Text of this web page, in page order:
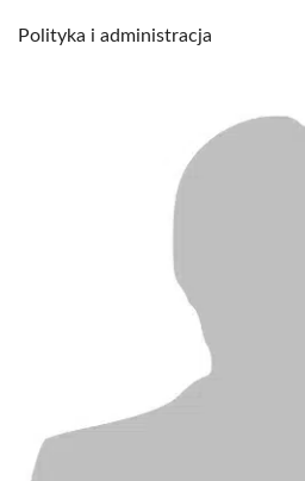
Polityka i administracja